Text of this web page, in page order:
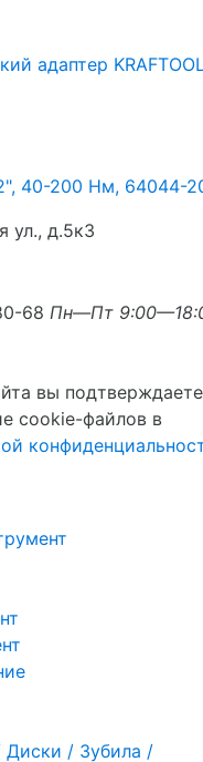
адаптер
ул., д.5к3
68 Пн—Пт
вы подтверждаете
cookie-файлов в
/ Зубила /